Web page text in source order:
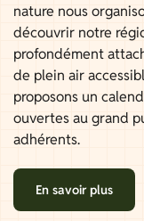
nature nous
découvrir notre
profondément
de plein air
proposons un
ouvertes au grand
adhérents.
En savoir plus